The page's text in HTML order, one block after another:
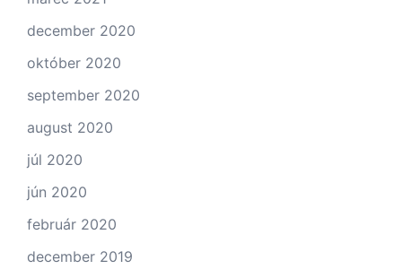
december 2020
október 2020
september 2020
august 2020
júl 2020
jún 2020
február 2020
december 2019